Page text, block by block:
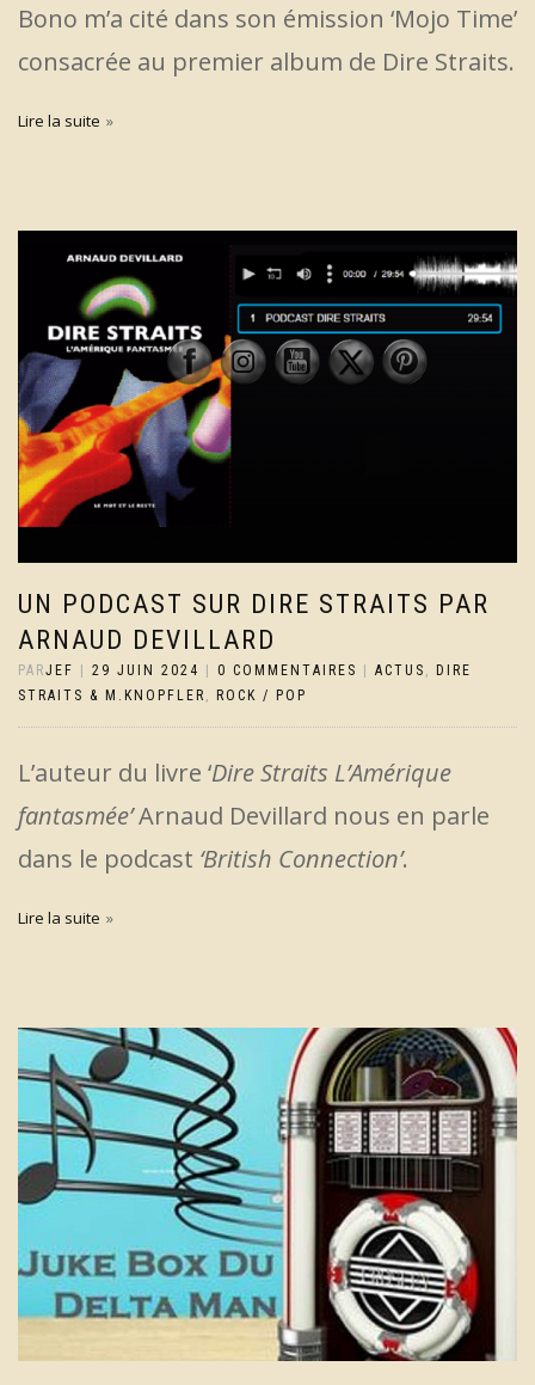
Bono m’a cité dans son émission ‘Mojo Time’
consacrée au premier album de Dire Straits.
Lire la suite
UN PODCAST SUR DIRE STRAITS PAR
ARNAUD DEVILLARD
PARJEF 29 JUIN 2024 0 COMMENTAIRES ACTUS ,
DIRE
STRAITS & M.KNOPFLER , ROCK / POP
L’auteur du livre ‘Dire Straits L’Amérique
fantasmée’Arnaud Devillard nous en parle
dans le podcast ‘British Connection’.
Lire la suite